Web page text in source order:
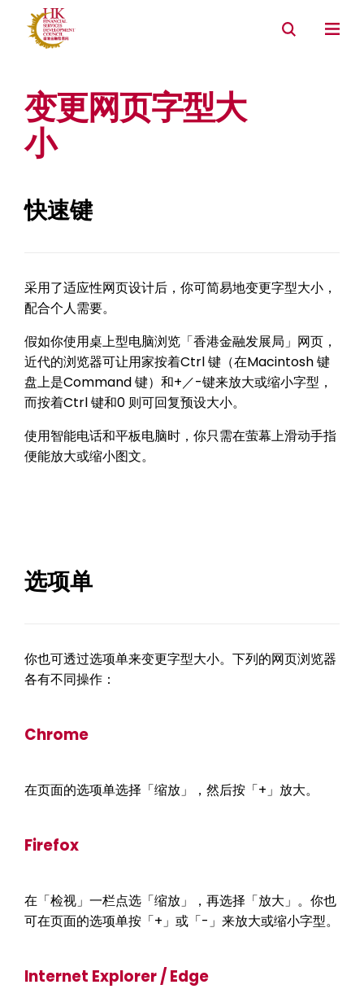
变更网页字型大
小
快速键
采用了适应性网页设计后，你可简易地变更字型大小，
配合个人需要。
假如你使用桌上型电脑浏览「香港金融发展局」网页，
近代的浏览器可让用家按着Ctrl 键（在Macintosh 键
盘上是Command 键）和+／-键来放大或缩小字型，
而按着Ctrl 键和0 则可回复预设大小。
使用智能电话和平板电脑时，你只需在萤幕上滑动手指
便能放大或缩小图文。
选项单
你也可透过选项单来变更字型大小。下列的网页浏览器
各有不同操作：
Chrome
在页面的选项单选择「缩放」，然后按「+」放大。
Firefox
在「检视」一栏点选「缩放」，再选择「放大」。你也
可在页面的选项单按「+」或「-」来放大或缩小字型。
Internet Explorer / Edge